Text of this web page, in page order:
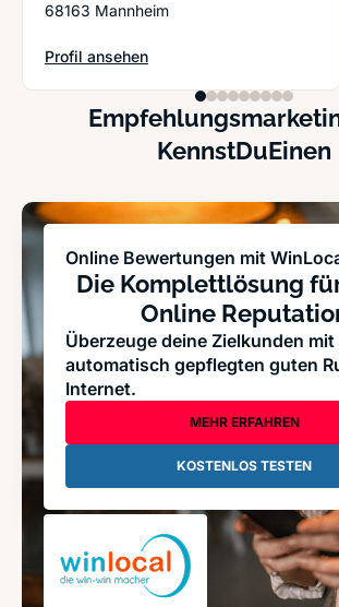
68163 Mannheim
Profil ansehen
: SECTIO NOSTRA
KennstDuEinen
Online Bewertungen mit
Die Komplettlösung
Online
Überzeuge deine Zielkunden mit
automatisch gepflegten guten
Internet.
MEHR ERFAHREN
KOSTENLOS TESTEN